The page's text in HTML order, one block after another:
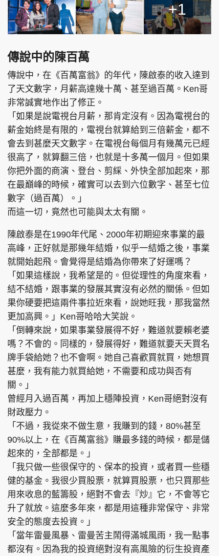
+1
傳說中的陳百萬
傳說中，在《百萬富翁》的年代，陳啟泰的收入達到
了天文數字，月薪高達幾十萬、甚至過百萬。Ken哥
非常誠實地作出了修正。
「如果是說電視台月薪，那肯定沒有。因為電視台的
薪金始終是有限的，電視台就算給到三倍薪金，都不
會去到甚麼天文數字。在電視台每個月有幾萬元已經
很高了，就算翻三倍，也就是十多萬一個月。但如果
你把外面的商演、登台、剪綵、外快全部加起來，那
在最巔峰的時候，確實可以去到六位數字、甚至七位
數字（過百萬）。」
而這一切，竟然也可能與太太有關。
陳啟泰是在1990年代尾、2000年初期迎來事業的最
高峰，正好就是那幾年結婚，似乎一結婚之後，事業
就開始起飛。會覺得是結婚為你帶來了好運嗎？
「如果這樣說，我希望是的。但從理性的角度來看，
結不結婚，跟事業的發展其實沒有必然的關係。但如
果你硬要把這兩件事拉近來看，說她旺我，那我當然
更加高興。」Ken哥哈哈大笑說。
「倒轉來說，如果事業發展得不好，難道就要賴老婆
嗎？不會的。同樣的，發展得好，難道就要天天買名
牌手袋給她？也不會啊。她自己喜歡買就買，她想買
甚麼，我有能力就買給她，不需要和成功與否有
關。」
曾經月入過百萬，再加上穩陣投資，Ken哥絕對沒有
財政壓力。
「不過，我從來不做生意，我賺到的錢，80%甚至
90%以上，在《百萬富翁》賺最多錢的時候，都是儲
起來的，全部都是。」
「我只做一些很保守的、保本的投資，或者買一些穩
健的基金。我很少買股票，就算買股票，也只買那些
用來收息的藍籌股，絕對不會去『炒』它，不會等它
升了就放。這麼多年來，都是用這種非常保守、非常
安全的態度去投資。」
「當年雷曼風暴、雷曼苦主鬧得滿城風雨，我一點事
都沒有。因為我的投資絕對沒有高風險的衍生投資產